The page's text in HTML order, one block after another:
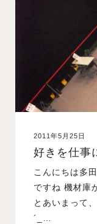
オープンキャンパ
訪問者別メニュー
2011年5月25日
好きを仕事
こんにちは多
ですね 機材庫
とあいまって
´_…